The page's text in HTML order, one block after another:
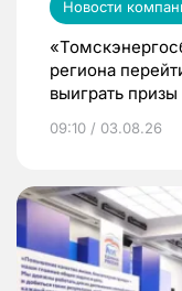
Новости
региона
выиграть призы
09:10 / 03.08.26